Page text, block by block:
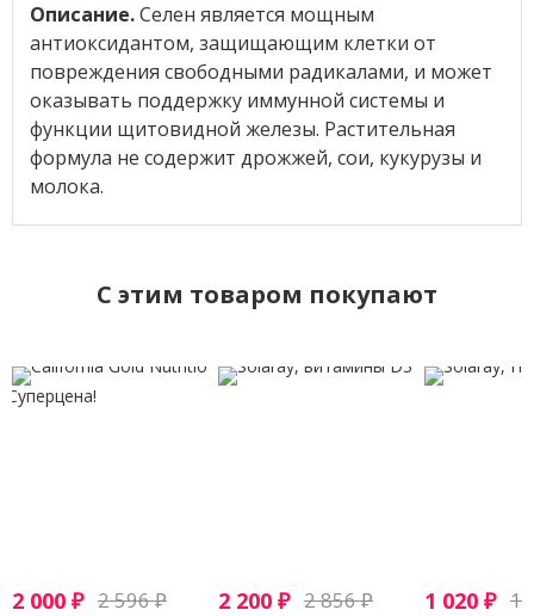
Описание.Селен является мощным
антиоксидантом, защищающим клетки от
повреждения свободными радикалами, и может
оказывать поддержку иммунной системы и
функции щитовидной железы. Растительная
формула не содержит дрожжей, сои, кукурузы и
молока.
C этим товаром покупают
Суперцена!
2 000 ₽ 2 596₽ 2 200 ₽ 2 856₽ 1 020 ₽ 1